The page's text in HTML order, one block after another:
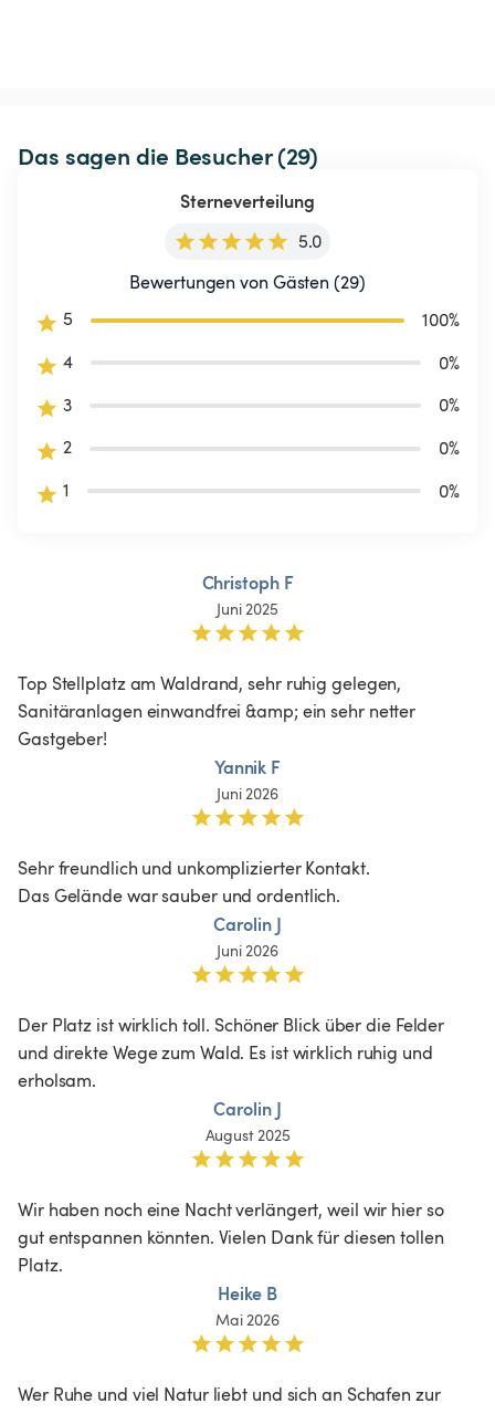
Das sagen die Besucher (29)
Sterneverteilung
5.0
Bewertungen von Gästen (29)
5
100%
4
0%
3
0%
2
0%
1
0%
Christoph F
Juni 2025
Top Stellplatz am Waldrand, sehr ruhig gelegen,
Sanitäranlagen einwandfrei &amp; ein sehr netter
Gastgeber!
Yannik F
Juni 2026
Sehr freundlich und unkomplizierter Kontakt.
Das Gelände war sauber und ordentlich.
Carolin J
Juni 2026
Der Platz ist wirklich toll. Schöner Blick über die Felder
und direkte Wege zum Wald. Es ist wirklich ruhig und
erholsam.
Carolin J
August 2025
Wir haben noch eine Nacht verlängert, weil wir hier so
gut entspannen könnten. Vielen Dank für diesen tollen
Platz.
Heike B
Mai 2026
Wer Ruhe und viel Natur liebt und sich an Schafen zur